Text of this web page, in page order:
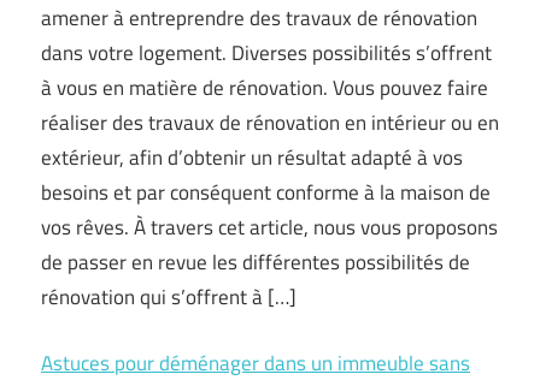
amener à entreprendre des travaux de rénovation
dans votre logement. Diverses possibilités s’offrent
à vous en matière de rénovation. Vous pouvez faire
réaliser des travaux de rénovation en intérieur ou en
extérieur, afin d’obtenir un résultat adapté à vos
besoins et par conséquent conforme à la maison de
vos rêves. À travers cet article, nous vous proposons
de passer en revue les différentes possibilités de
rénovation qui s’offrent à […]
Astuces pour déménager dans un immeuble sans